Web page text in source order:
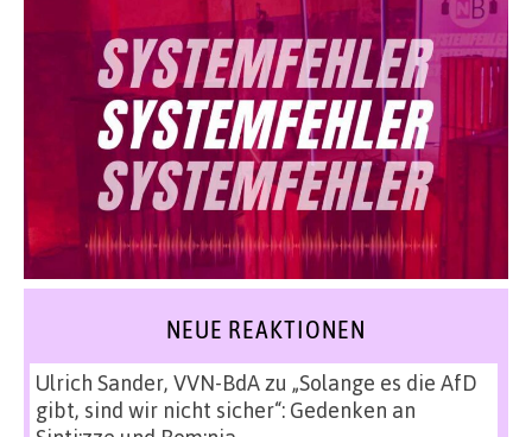
NEUE REAKTIONEN
Ulrich Sander, VVN-BdAzu „Solange es die AfD
gibt, sind wir nicht sicher“: Gedenken an